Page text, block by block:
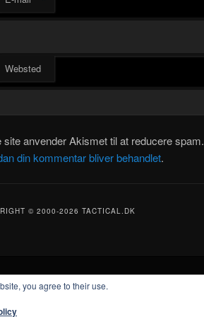
Websted
site anvender Akismet til at reducere spam.
din kommentar bliver behandlet.
© 2000-2026 TACTICAL.DK
you agree to their use.